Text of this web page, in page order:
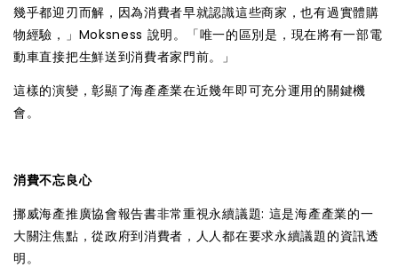
幾乎都迎刃而解，因為消費者早就認識這些商家，也有過實體購
物經驗，」Moksness 說明。「唯一的區別是，現在將有一部電
動車直接把生鮮送到消費者家門前。」
這樣的演變，彰顯了海產產業在近幾年即可充分運用的關鍵機
會。
消費不忘良心
挪威海產推廣協會報告書非常重視永續議題: 這是海產產業的一
大關注焦點，從政府到消費者，人人都在要求永續議題的資訊透
明。